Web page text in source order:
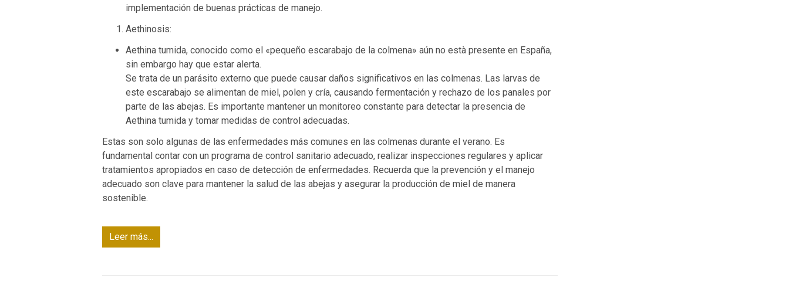
implementación de buenas prácticas de manejo.
Aethinosis:
Aethina tumida, conocido como el «pequeño escarabajo de la colmena» aún no està presente en España,
sin embargo hay que estar alerta.
Se trata de un parásito externo que puede causar daños significativos en las colmenas. Las larvas de
este escarabajo se alimentan de miel, polen y cría, causando fermentación y rechazo de los panales por
parte de las abejas. Es importante mantener un monitoreo constante para detectar la presencia de
Aethina tumida y tomar medidas de control adecuadas.
Estas son solo algunas de las enfermedades más comunes en las colmenas durante el verano. Es
fundamental contar con un programa de control sanitario adecuado, realizar inspecciones regulares y aplicar
tratamientos apropiados en caso de detección de enfermedades. Recuerda que la prevención y el manejo
adecuado son clave para mantener la salud de las abejas y asegurar la producción de miel de manera
sostenible.
Leer más...